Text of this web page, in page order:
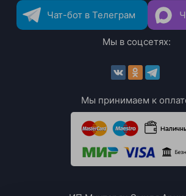
Чат-бот в Телеграм
Мы в соцсетях:
Мы принимаем к